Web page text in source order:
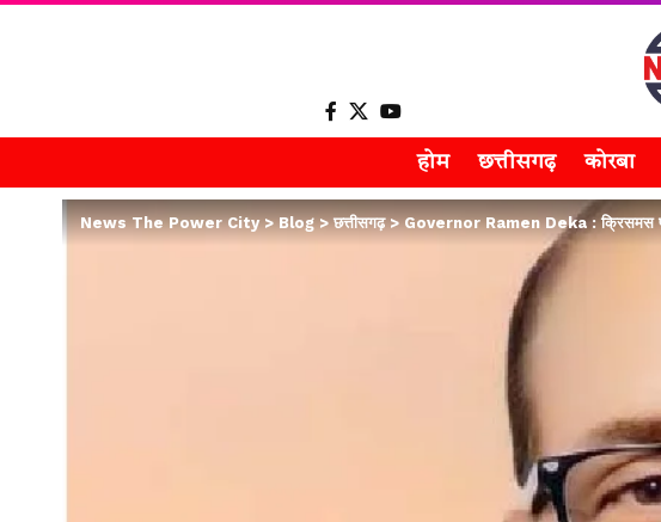
होम छत्तीसगढ़ कोरबा
News The Power City>Blog>छत्तीसगढ़>Governor Ramen Deka : क्रिसमस पर